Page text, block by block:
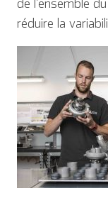
réduire la